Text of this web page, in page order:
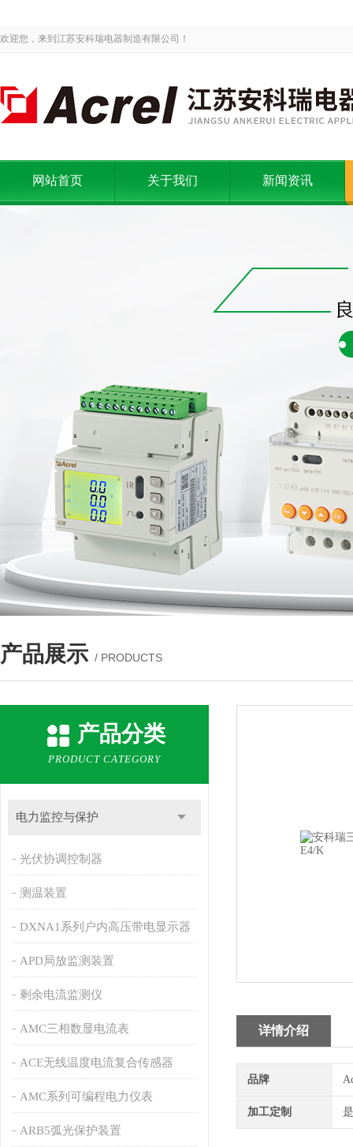
欢迎您，来到江苏安科瑞电器制造有限公司！
网站首页 关于我们 新闻资讯
产品展示 / PRODUCTS
产品分类
PRODUCT CATEGORY
电力监控与保护
光伏协调控制器
测温装置
DXNA1系列户内高压带电显示器
APD局放监测装置
剩余电流监测仪
AMC三相数显电流表
ACE无线温度电流复合传感器
AMC系列可编程电力仪表
ARB5弧光保护装置
详情介绍
品牌
加工定制